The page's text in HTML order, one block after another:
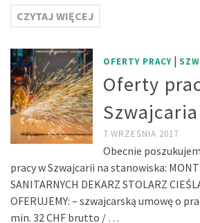
CZYTAJ WIĘCEJ
OFERTY PRACY |
Oferty
7 WRZEŚNIA 2017
Obecnie
pracy w Szwajcarii na stanowiska:
SANITARNYCH DEKARZ STOLARZ
OFERUJEMY: – szwajcarską umowę o
min. 32 CHF brutto / …